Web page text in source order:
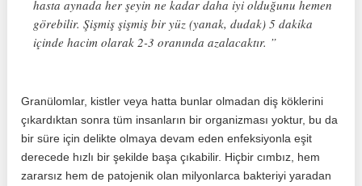
hasta aynada her şeyin ne kadar daha iyi olduğunu hemen
görebilir. Şişmiş şişmiş bir yüz (yanak, dudak) 5 dakika
içinde hacim olarak 2-3 oranında azalacaktır. ”
Granülomlar, kistler veya hatta bunlar olmadan diş köklerini
çıkardıktan sonra tüm insanların bir organizması yoktur, bu da
bir süre için delikte olmaya devam eden enfeksiyonla eşit
derecede hızlı bir şekilde başa çıkabilir. Hiçbir cımbız, hem
zararsız hem de patojenik olan milyonlarca bakteriyi yaradan